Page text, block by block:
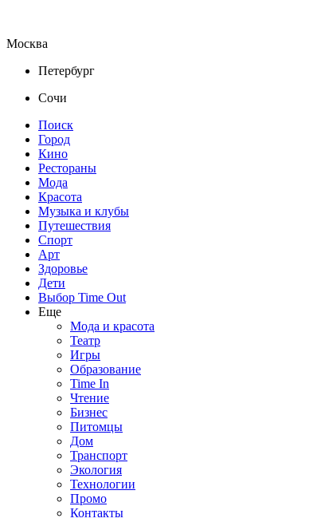
Москва
Петербург
Сочи
Поиск
Город
Кино
Рестораны
Мода
Красота
Музыка и клубы
Путешествия
Спорт
Арт
Здоровье
Дети
Выбор Time Out
Еще
Мода и красота
Театр
Игры
Образование
Time In
Чтение
Бизнес
Питомцы
Дом
Транспорт
Экология
Технологии
Промо
Контакты